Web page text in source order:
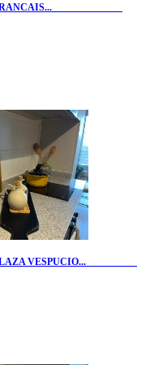
FRANCAIS...
PLAZA VESPUCIO...